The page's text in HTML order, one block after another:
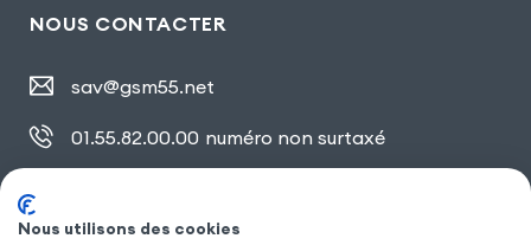
NOUS CONTACTER
sav@gsm55.net
01.55.82.00.00 numéro non surtaxé
Nous utilisons des cookies